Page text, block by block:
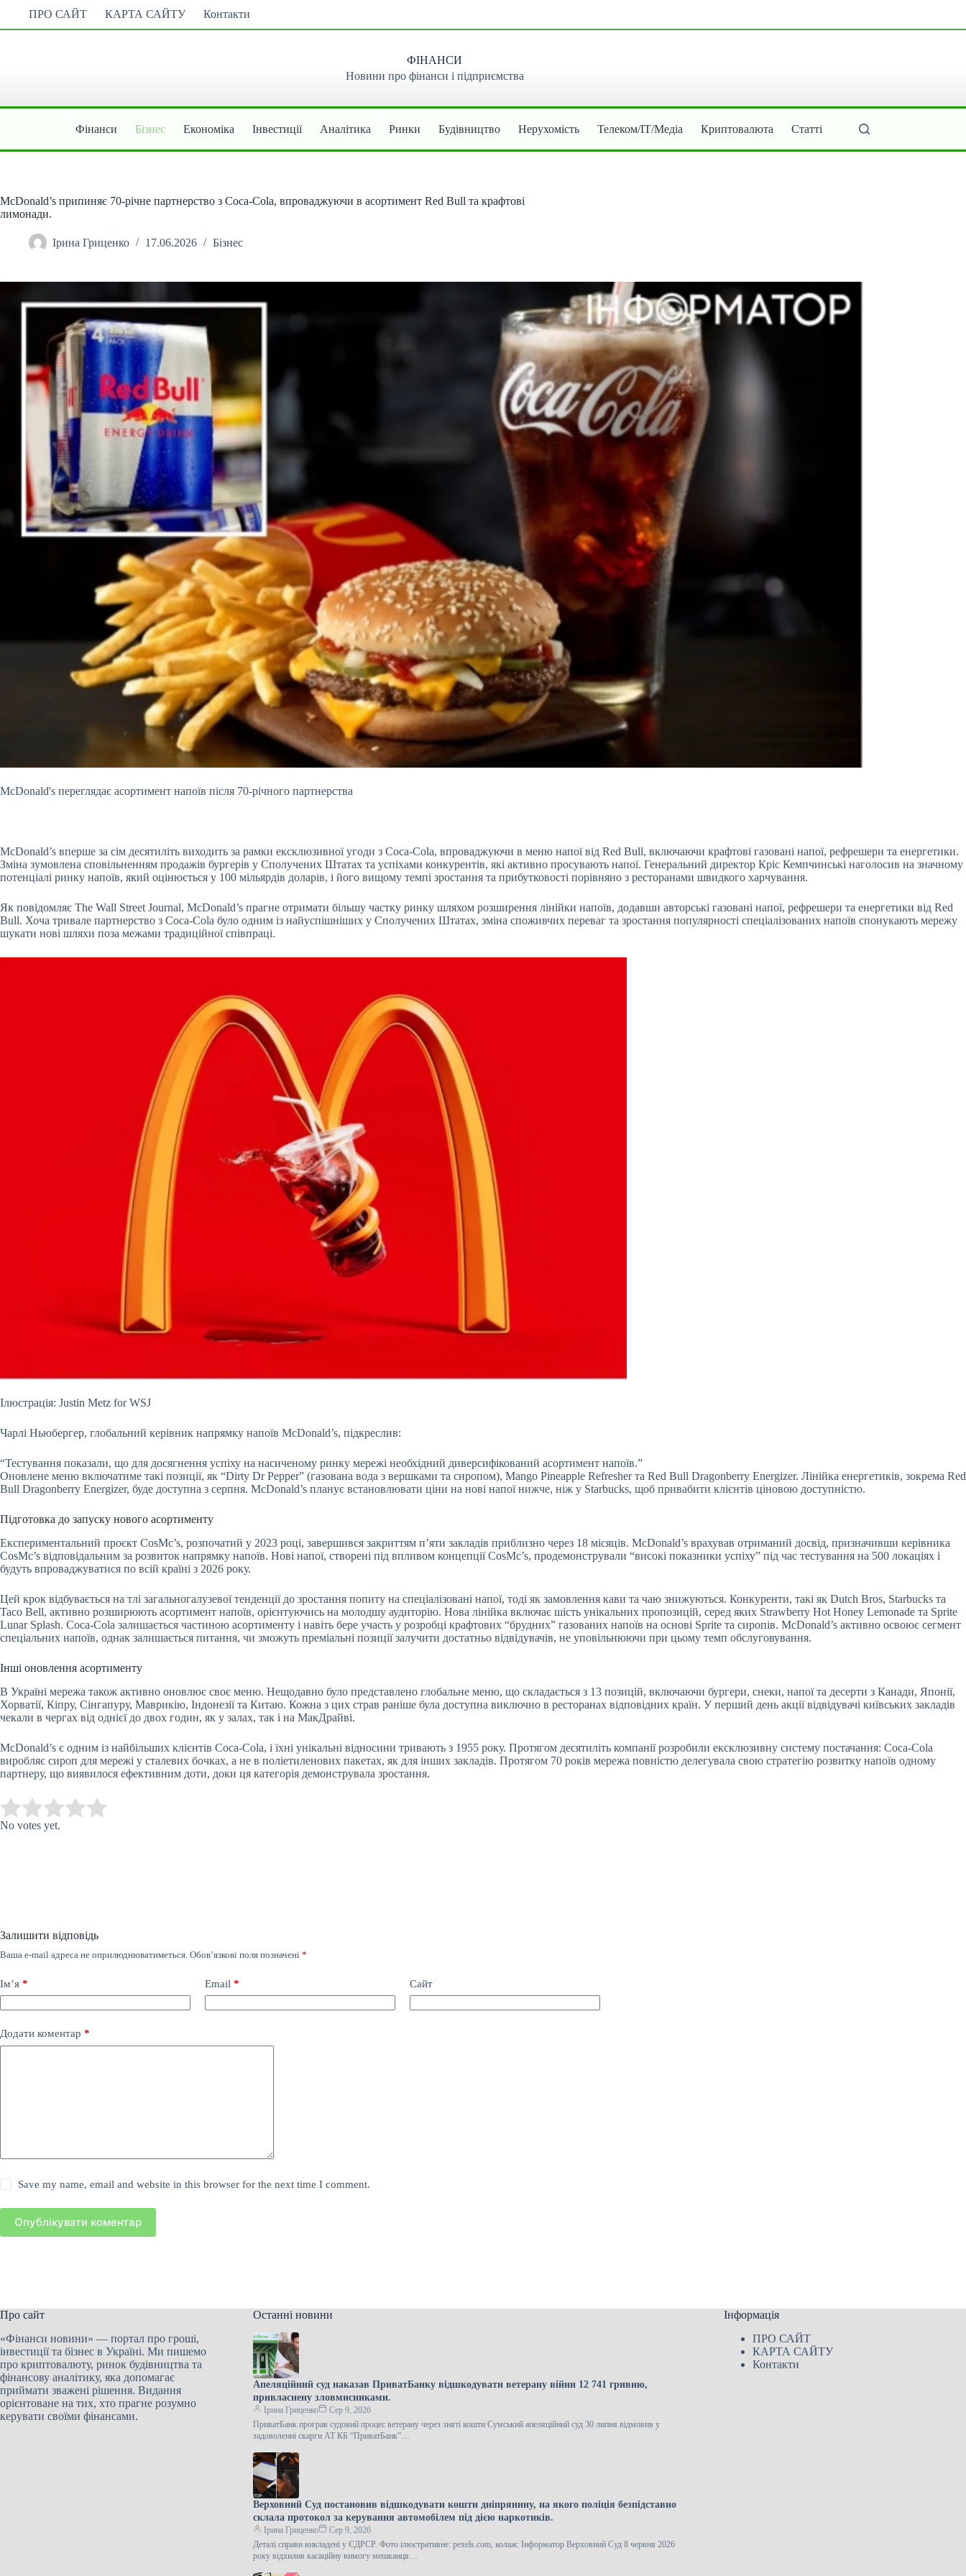
вмісту
ПРО САЙТ КАРТА САЙТУ Контакти
ФІНАНСИ
Новини про фінанси і підприємства
Фінанси Бізнес Економіка Інвестиції Аналітика Ринки Будівництво Нерухомість Телеком/ІТ/Медіа Криптовалюта Статті
McDonald’s припиняє 70-річне партнерство з Coca-Cola, впроваджуючи в асортимент Red Bull та крафтові
лимонади.
Ірина Гриценко 17.06.2026 Бізнес
McDonald's переглядає асортимент напоїв після 70-річного партнерства
McDonald’s вперше за сім десятиліть виходить за рамки ексклюзивної угоди з Coca-Cola, впроваджуючи в меню напої від Red Bull, включаючи крафтові газовані напої, рефрешери та енергетики.
Зміна зумовлена сповільненням продажів бургерів у Сполучених Штатах та успіхами конкурентів, які активно просувають напої. Генеральний директор Кріс Кемпчинські наголосив на значному
потенціалі ринку напоїв, який оцінюється у 100 мільярдів доларів, і його вищому темпі зростання та прибутковості порівняно з ресторанами швидкого харчування.
Як повідомляє The Wall Street Journal, McDonald’s прагне отримати більшу частку ринку шляхом розширення лінійки напоїв, додавши авторські газовані напої, рефрешери та енергетики від Red
Bull. Хоча тривале партнерство з Coca-Cola було одним із найуспішніших у Сполучених Штатах, зміна споживчих переваг та зростання популярності спеціалізованих напоїв спонукають мережу
шукати нові шляхи поза межами традиційної співпраці.
Ілюстрація: Justin Metz for WSJ
Чарлі Ньюбергер, глобальний керівник напрямку напоїв McDonald’s, підкреслив:
“Тестування показали, що для досягнення успіху на насиченому ринку мережі необхідний диверсифікований асортимент напоїв.”
Оновлене меню включатиме такі позиції, як “Dirty Dr Pepper” (газована вода з вершками та сиропом), Mango Pineapple Refresher та Red Bull Dragonberry Energizer. Лінійка енергетиків, зокрема Red
Bull Dragonberry Energizer, буде доступна з серпня. McDonald’s планує встановлювати ціни на нові напої нижче, ніж у Starbucks, щоб привабити клієнтів ціновою доступністю.
Підготовка до запуску нового асортименту
Експериментальний проєкт CosMc’s, розпочатий у 2023 році, завершився закриттям п’яти закладів приблизно через 18 місяців. McDonald’s врахував отриманий досвід, призначивши керівника
CosMc’s відповідальним за розвиток напрямку напоїв. Нові напої, створені під впливом концепції CosMc’s, продемонстрували “високі показники успіху” під час тестування на 500 локаціях і
будуть впроваджуватися по всій країні з 2026 року.
Цей крок відбувається на тлі загальногалузевої тенденції до зростання попиту на спеціалізовані напої, тоді як замовлення кави та чаю знижуються. Конкуренти, такі як Dutch Bros, Starbucks та
Taco Bell, активно розширюють асортимент напоїв, орієнтуючись на молодшу аудиторію. Нова лінійка включає шість унікальних пропозицій, серед яких Strawberry Hot Honey Lemonade та Sprite
Lunar Splash. Coca-Cola залишається частиною асортименту і навіть бере участь у розробці крафтових “брудних” газованих напоїв на основі Sprite та сиропів. McDonald’s активно освоює сегмент
спеціальних напоїв, однак залишається питання, чи зможуть преміальні позиції залучити достатньо відвідувачів, не уповільнюючи при цьому темп обслуговування.
Інші оновлення асортименту
В Україні мережа також активно оновлює своє меню. Нещодавно було представлено глобальне меню, що складається з 13 позицій, включаючи бургери, снеки, напої та десерти з Канади, Японії,
Хорватії, Кіпру, Сінгапуру, Маврикію, Індонезії та Китаю. Кожна з цих страв раніше була доступна виключно в ресторанах відповідних країн. У перший день акції відвідувачі київських закладів
чекали в чергах від однієї до двох годин, як у залах, так і на МакДрайві.
McDonald’s є одним із найбільших клієнтів Coca-Cola, і їхні унікальні відносини тривають з 1955 року. Протягом десятиліть компанії розробили ексклюзивну систему постачання: Coca-Cola
виробляє сироп для мережі у сталевих бочках, а не в поліетиленових пакетах, як для інших закладів. Протягом 70 років мережа повністю делегувала свою стратегію розвитку напоїв одному
партнеру, що виявилося ефективним доти, доки ця категорія демонструвала зростання.
Rate this item:
No votes yet.
Залишити відповідь
Ваша e-mail адреса не оприлюднюватиметься. Обов’язкові поля позначені *
Ім’я * Email * Сайт
Додати коментар *
Save my name, email and website in this browser for the next time I comment.
Опублікувати коментар
Про сайт
«Фінанси новини» — портал про гроші,
інвестиції та бізнес в Україні. Ми пишемо
про криптовалюту, ринок будівництва та
фінансову аналітику, яка допомагає
приймати зважені рішення. Видання
орієнтоване на тих, хто прагне розумно
керувати своїми фінансами.
Останні новини
Апеляційний суд наказав ПриватБанку відшкодувати ветерану війни 12 741 гривню,
привласнену зловмисниками.
Ірина Гриценко
Сер 9, 2026
ПриватБанк програв судовий процес ветерану через зняті кошти Сумський апеляційний суд 30 липня відмовив у
задоволенні скарги АТ КБ “ПриватБанк”…
Верховний Суд постановив відшкодувати кошти дніпрянину, на якого поліція безпідставно
склала протокол за керування автомобілем під дією наркотиків.
Ірина Гриценко
Сер 9, 2026
Деталі справи викладені у ЄДРСР. Фото ілюстративне: pexels.com, колаж: Інформатор Верховний Суд 8 червня 2026
року відхилив касаційну вимогу мешканця…
Інформація
ПРО САЙТ
КАРТА САЙТУ
Контакти